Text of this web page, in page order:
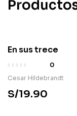
En sus trece
0
Cesar Hildebrandt
S/19.90